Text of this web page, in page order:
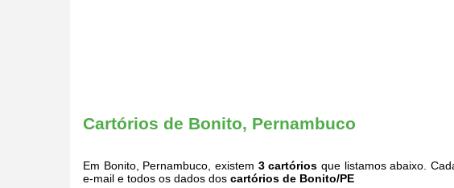
Cartórios de Bonito, Pernambuco
Em Bonito, Pernambuco, existem 3 cartórios que listamos abaixo.
e-mail e todos os dados dos cartórios de Bonito/PE